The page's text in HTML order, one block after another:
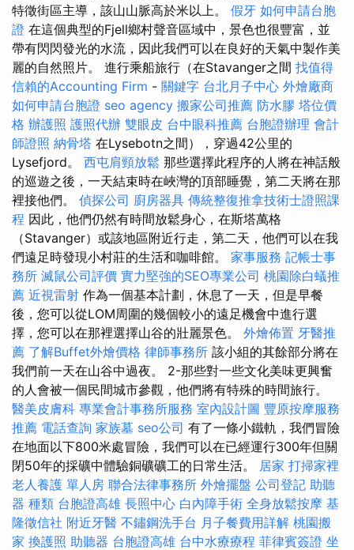
特徵街區主導，該山山脈高於米以上。 假牙 如何申請台胞
證 在這個典型的Fjell鄉村聲音區域中，景色也很豐富，並
帶有閃閃發光的水流，因此我們可以在良好的天氣中製作美
麗的自然照片。 進行乘船旅行（在Stavanger之間 找值得
信賴的Accounting Firm - 關鍵字 台北月子中心 外燴廠商
如何申請台胞證 seo agency 搬家公司推薦 防水膠 塔位價
格 辦護照 護照代辦 雙眼皮 台中眼科推薦 台胞證辦理 會計
師證照 納骨塔 在Lysebotn之間），穿過42公里的
Lysefjord。 西屯肩頸放鬆 那些選擇此程序的人將在神話般
的巡遊之後，一天結束時在峽灣的頂部睡覺，第二天將在那
裡接他們。 偵探公司 廚房器具 傳統整復推拿技術士證照課
程 因此，他們仍然有時間放鬆身心，在斯塔萬格
（Stavanger）或該地區附近行走，第二天，他們可以在我
們遠足時發現小村莊的生活和咖啡館。 家事服務 記帳士事
務所 滅鼠公司評價 實力堅強的SEO專業公司 桃園除白蟻推
薦 近視雷射 作為一個基本計劃，休息了一天，但是早餐
後，您可以從LOM周圍的幾個較小的遠足機會中進行選
擇，您可以在那裡選擇山谷的壯麗景色。 外燴佈置 牙醫推
薦 了解Buffet外燴價格 律師事務所 該小組的其餘部分將在
我們前一天在山谷中過夜。 2-那些對一些文化美味更興奮
的人會被一個民間城市參觀，他們將有特殊的時間旅行。
醫美皮膚科 專業會計事務所服務 室內設計圖 豐原按摩服務
推薦 電話查詢 家族墓 seo公司 有了一條小鐵軌，我們冒險
在地面以下800米處冒險，我們可以在已經運行300年但關
閉50年的採礦中體驗銅礦礦工的日常生活。 居家 打掃家裡
老人養護 單人房 聯合法律事務所 外燴擺盤 公司登記 助聽
器 種類 台胞證高雄 長照中心 白內障手術 全身放鬆按摩 基
隆徵信社 附近牙醫 不鏽鋼洗手台 月子餐費用詳解 桃園搬
家 換護照 助聽器 台胞證高雄 台中水療療程 菲律賓簽證 坐